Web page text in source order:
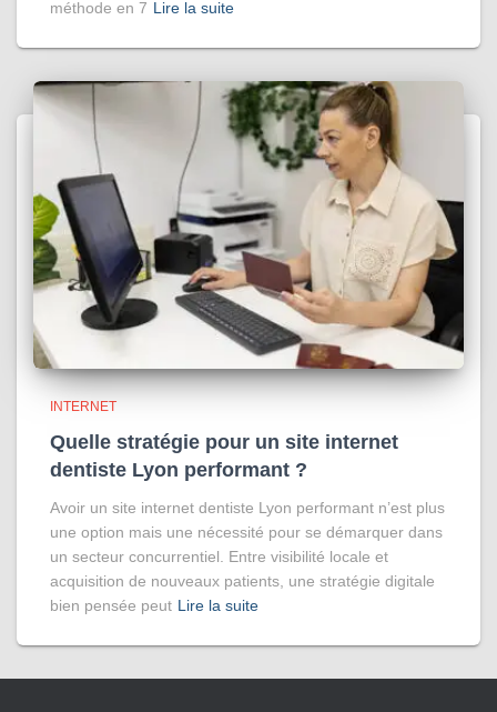
méthode en 7 Lire la suite
INTERNET
Quelle stratégie pour un site internet
dentiste Lyon performant ?
Avoir un site internet dentiste Lyon performant n’est plus
une option mais une nécessité pour se démarquer dans
un secteur concurrentiel. Entre visibilité locale et
acquisition de nouveaux patients, une stratégie digitale
bien pensée peut Lire la suite